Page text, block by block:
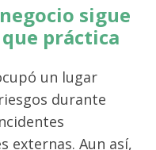
sigue
práctica
un lugar
durante
externas. Aun así,